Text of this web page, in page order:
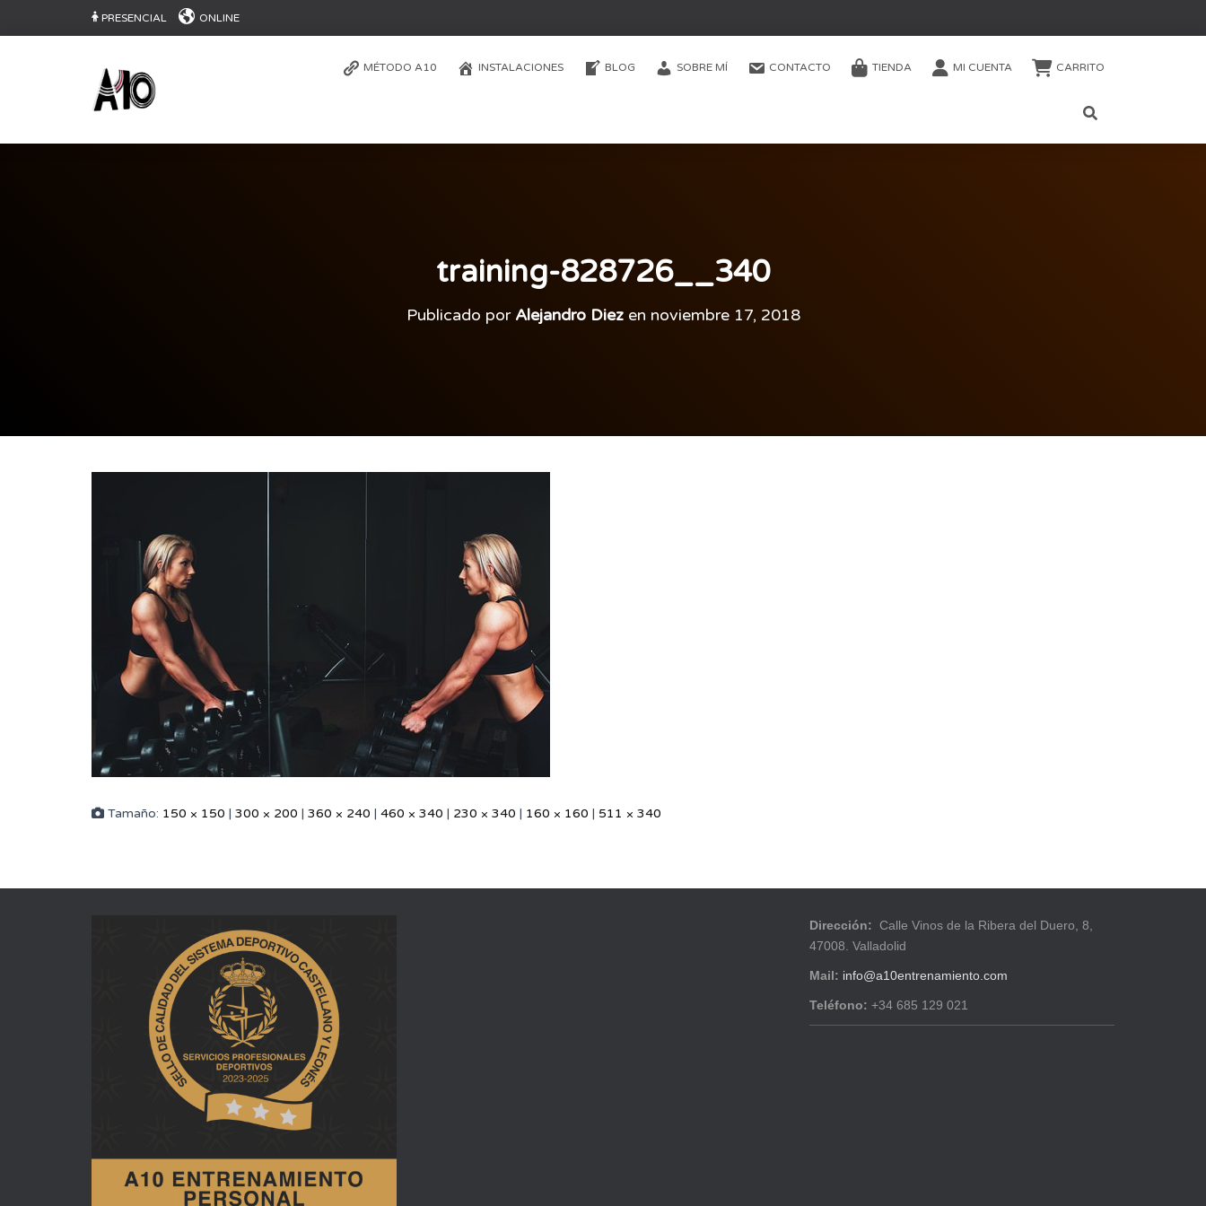
PRESENCIAL ONLINE
MÉTODO A10 INSTALACIONES BLOG SOBRE MÍ CONTACTO TIENDA MI CUENTA CARRITO
training-828726__340
Publicado por Alejandro Diezen noviembre 17, 2018
Tamaño: 150 × 150 | 300 × 200 | 360 × 240 | 460 × 340 | 230 × 340 | 160 × 160 | 511 × 340
Dirección: Calle Vinos de la Ribera del Duero, 8,
47008. Valladolid
Mail: info@a10entrenamiento.com
Teléfono: +34 685 129 021